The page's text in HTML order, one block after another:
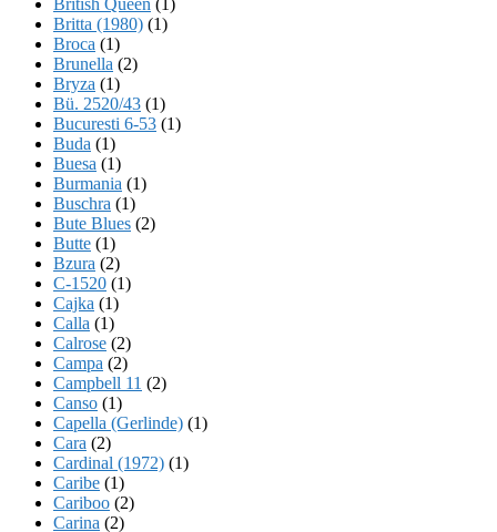
Britta (1980) (1)
Broca (1)
Brunella (2)
Bryza (1)
Bü. 2520/43 (1)
Bucuresti 6-53 (1)
Buda (1)
Buesa (1)
Burmania (1)
Buschra (1)
Bute Blues (2)
Butte (1)
Bzura (2)
C-1520 (1)
Cajka (1)
Calla (1)
Calrose (2)
Campa (2)
Campbell 11 (2)
Canso (1)
Capella (Gerlinde) (1)
Cara (2)
Cardinal (1972) (1)
Caribe (1)
Cariboo (2)
Carina (2)